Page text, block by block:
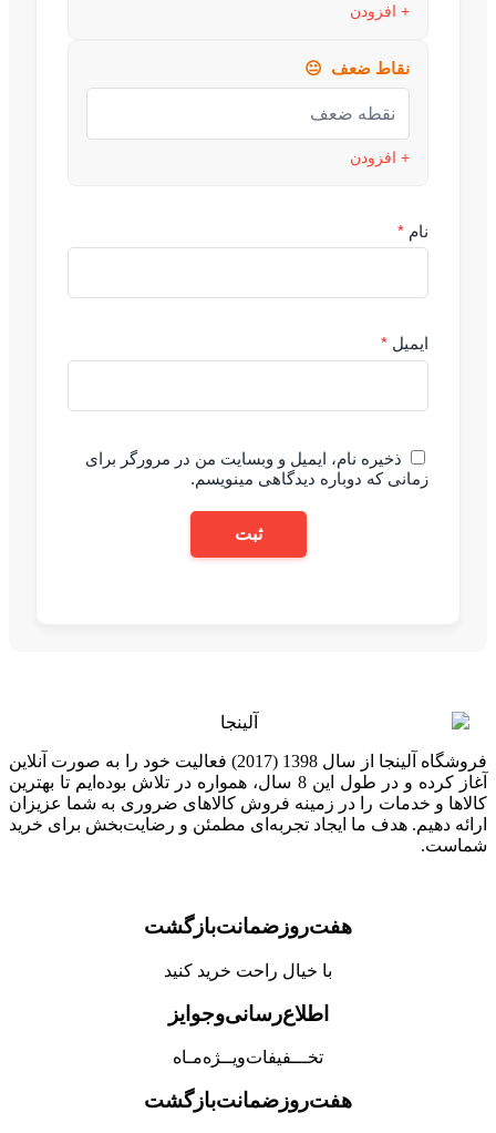
+ افزودن
نقاط ضعف 😐
+ افزودن
نام *
ایمیل *
ذخیره نام، ایمیل و وبسایت من در مرورگر برای
زمانی که دوباره دیدگاهی مینویسم.
ثبت
فروشگاه آلینجا از سال 1398 (2017) فعالیت خود را به صورت آنلاین
آغاز کرده و در طول این 8 سال، همواره در تلاش بوده‌ایم تا بهترین
کالاها و خدمات را در زمینه فروش کالاهای ضروری به شما عزیزان
ارائه دهیم. هدف ما ایجاد تجربه‌ای مطمئن و رضایت‌بخش برای خرید
شماست.
هفت‌روز‌ضمانت‌بازگشت
با خیال راحت خرید کنید
اطلاع‌رسانی‌و‌جوایز
تخـــفیفات‌ویــژه‌مـاه
هفت‌روز‌ضمانت‌بازگشت